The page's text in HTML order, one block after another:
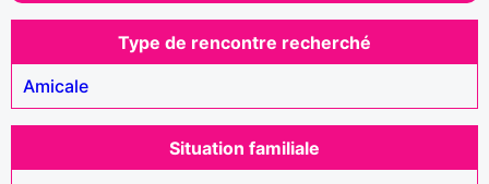
Type de rencontre recherché
Amicale
Situation familiale